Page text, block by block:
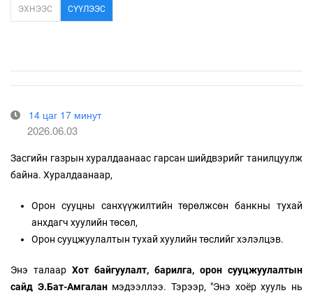
ЭХНЭЭС СҮҮЛЭЭС
14 цаг 17 минут
2026.06.03
Засгийн газрын хуралдаанаас гарсан шийдвэрийг танилцуулж
байна. Хуралдаанаар,
Орон сууцны санхүүжилтийн төрөлжсөн банкны тухай
анхдагч хуулийн төсөл,
Орон сууцжуулалтын тухай хуулийн төслийг хэлэлцэв.
Энэ талаар Хот байгуулалт, барилга, орон сууцжуулалтын
сайд Э.Бат-Амгаланмэдээллээ. Тэрээр, "Энэ хоёр хууль нь